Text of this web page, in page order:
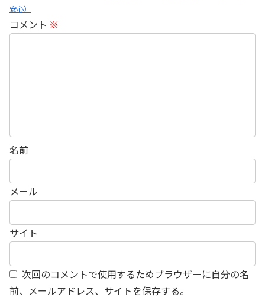
安心）
コメント ※
名前
メール
サイト
次回のコメントで使用するためブラウザーに自分の名
前、メールアドレス、サイトを保存する。